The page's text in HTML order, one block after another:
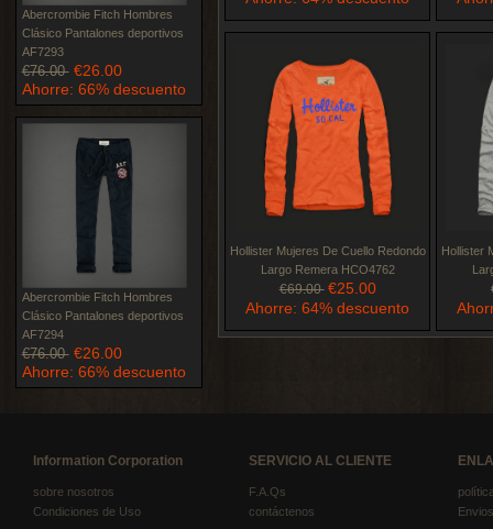
Abercrombie Fitch Hombres
Clásico Pantalones deportivos
AF7293
€76.00 €26.00
Ahorre: 66% descuento
Abercrombie Fitch Hombres
Clásico Pantalones deportivos
AF7294
€76.00 €26.00
Ahorre: 66% descuento
Hollister Mujeres De Cuello Redondo
Largo Remera HCO4762
€69.00 €25.00
Ahorre: 64% descuento
Hollister
Information Corporation
sobre nosotros
Condiciones de Uso
SERVICIO AL CLIENTE
F.A.Qs
contáctenos